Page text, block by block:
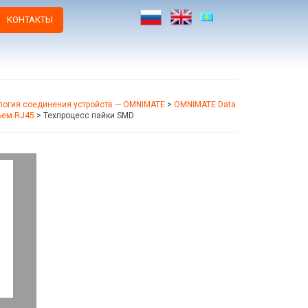
КОНТАКТЫ
соединения устройств — OMNIMATE > OMNIMATE Data
RJ45 > Техпроцесс пайки SMD